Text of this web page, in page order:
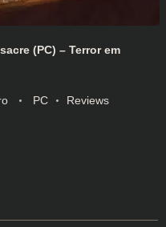
(PC) – Terror em
PC Reviews